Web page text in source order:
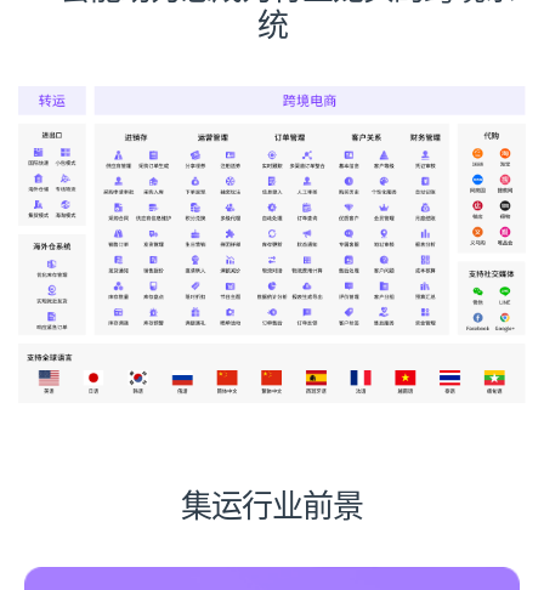
统
集运行业前景